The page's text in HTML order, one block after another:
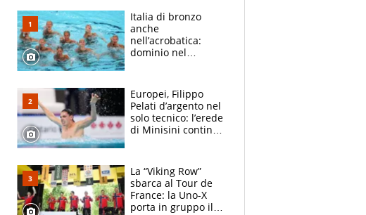
Italia di bronzo
anche
nell’acrobatica:
dominio nel
e compagni
continuare
Europei, Filippo
Pelati d’argento nel
solo tecnico: l’erede
di Minisini continua
mirino
La “Viking Row”
sbarca al Tour de
France: la Uno-X
porta in gruppo il